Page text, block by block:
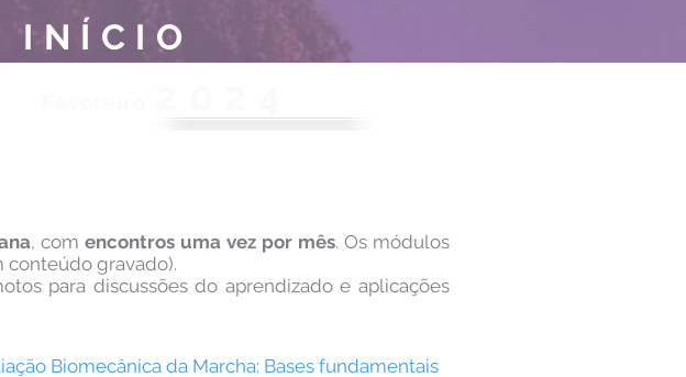
, com encontros uma vez por mês. Os módulos
conteúdo gravado).
para discussões do aprendizado e aplicações
Biomecânica da Marcha: Bases fundamentais
INÍCIO